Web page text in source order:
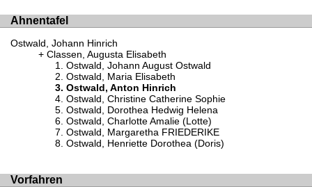
Ahnentafel
Ostwald, Johann Hinrich
Classen, Augusta Elisabeth
Ostwald, Johann August Ostwald
Ostwald, Maria Elisabeth
Ostwald, Anton Hinrich
Ostwald, Christine Catherine Sophie
Ostwald, Dorothea Hedwig Helena
Ostwald, Charlotte Amalie (Lotte)
Ostwald, Margaretha FRIEDERIKE
Ostwald, Henriette Dorothea (Doris)
Vorfahren